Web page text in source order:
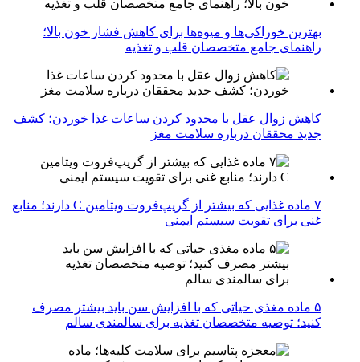
بهترین خوراکی‌ها و میوه‌ها برای کاهش فشار خون بالا؛
راهنمای جامع متخصصان قلب و تغذیه
کاهش زوال عقل با محدود کردن ساعات غذا خوردن؛ کشف
جدید محققان درباره سلامت مغز
۷ ماده غذایی که بیشتر از گریپ‌فروت ویتامین C دارند؛ منابع
غنی برای تقویت سیستم ایمنی
۵ ماده مغذی حیاتی که با افزایش سن باید بیشتر مصرف
کنید؛ توصیه متخصصان تغذیه برای سالمندی سالم